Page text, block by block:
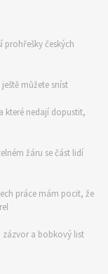
prohřešky českých
můžete sníst
které nedají dopustit,
žáru se část lidí
práce mám pocit, že
zázvor a bobkový list